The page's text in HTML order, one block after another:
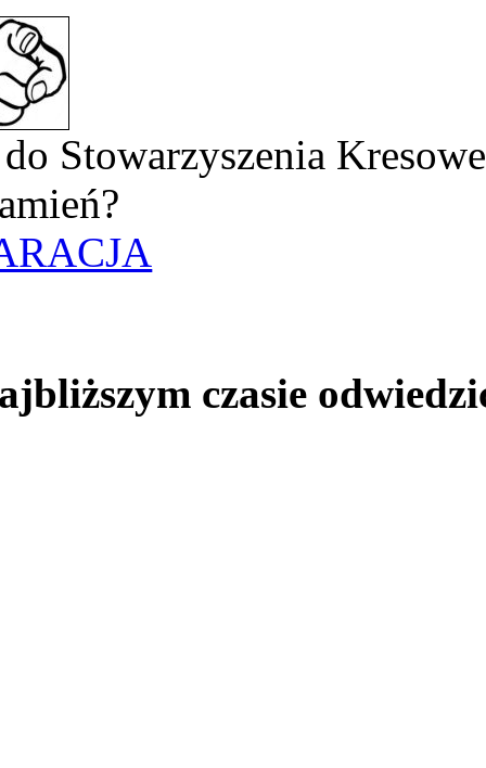
Stowarzyszenia
czasie